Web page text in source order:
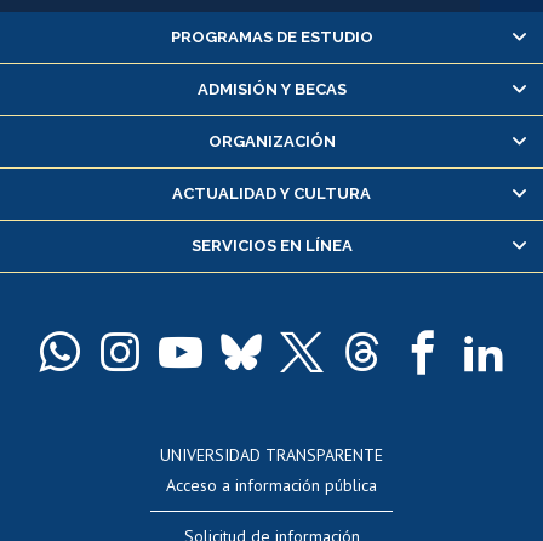
Alumnas/os y exalumnas/os
Matrícula en línea
Inscripción y cambio de asignaturas
Consulta y certificado de notas
Servicio médico y dental
Pago de arancel y crédito alumnos
Docentes
Perfeccionamiento
Editar Portafolio Académico
Evaluación docente
PROGRAMAS DE ESTUDIO
ADMISIÓN Y BECAS
ORGANIZACIÓN
ACTUALIDAD Y CULTURA
SERVICIOS EN LÍNEA
UNIVERSIDAD TRANSPARENTE
Acceso a información pública
Solicitud de información